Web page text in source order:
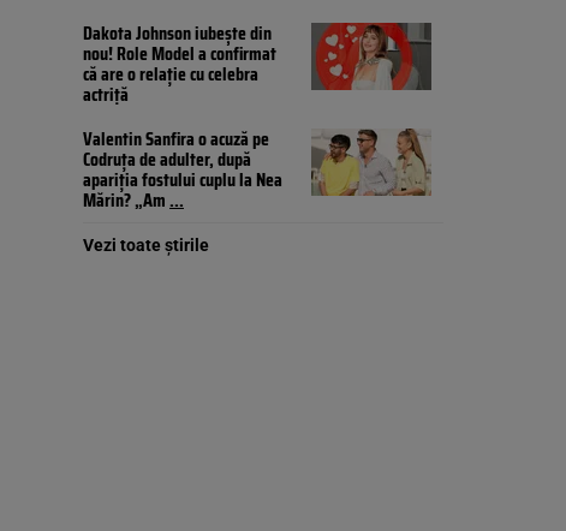
Dakota Johnson iubește din
nou! Role Model a confirmat
că are o relație cu celebra
actriță
Valentin Sanfira o acuză pe
Codruța de adulter, după
apariția fostului cuplu la Nea
Mărin? „Am...
Vezi toate știrile